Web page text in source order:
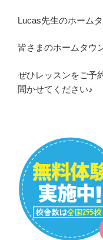
Lucas先生のホーム
皆さまのホームタウ
ぜひレッスンをご予
聞かせてください♪